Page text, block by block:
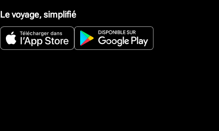
Le voyage, simplifié